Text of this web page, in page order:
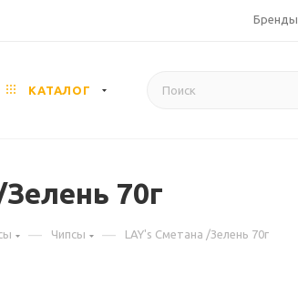
Бренды
КАТАЛОГ
70г
— Чипсы — LAY's Сметана /Зелень 70г